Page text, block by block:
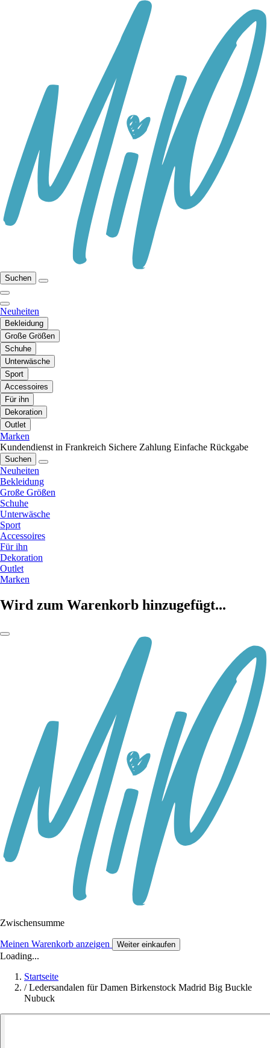
Suchen
Neuheiten
Bekleidung
Große Größen
Schuhe
Unterwäsche
Sport
Accessoires
Für ihn
Dekoration
Outlet
Marken
Kundendienst in Frankreich Sichere Zahlung Einfache Rückgabe
Suchen
Neuheiten
Bekleidung
Große Größen
Schuhe
Unterwäsche
Sport
Accessoires
Für ihn
Dekoration
Outlet
Marken
Wird zum Warenkorb hinzugefügt...
Zwischensumme
Meinen Warenkorb anzeigen Weiter einkaufen
Loading...
Startseite
/ Ledersandalen für Damen Birkenstock Madrid Big Buckle
Nubuck